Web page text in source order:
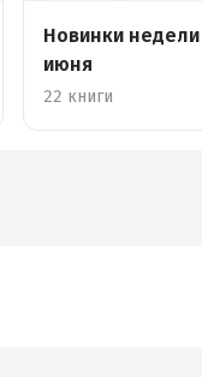
Новинки
июня
22 книги